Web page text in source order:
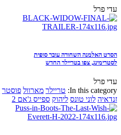
עדי פרל
הסרט האלמנה השחורה עובר סופית
לסטרימינג, צפו בטריילר החדש
עדי פרל
In this category: טריילר מארוול פוסטר
זנדאיה לוני טונס ליהוק ספייס ג'אם 2